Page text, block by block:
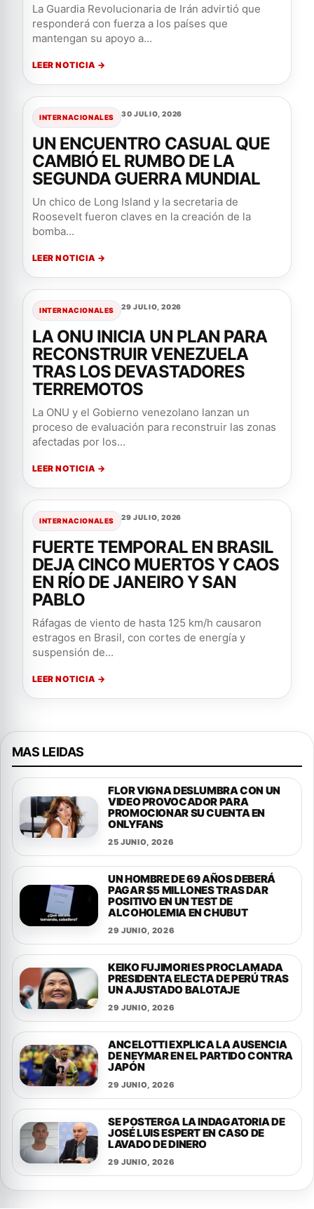
La Guardia Revolucionaria de Irán advirtió que
responderá con fuerza a los países que
mantengan su apoyo a...
LEER NOTICIA →
INTERNACIONALES 30 JULIO, 2026
UN ENCUENTRO CASUAL QUE
CAMBIÓ EL RUMBO DE LA
SEGUNDA GUERRA MUNDIAL
Un chico de Long Island y la secretaria de
Roosevelt fueron claves en la creación de la
bomba...
LEER NOTICIA →
INTERNACIONALES 29 JULIO, 2026
LA ONU INICIA UN PLAN PARA
RECONSTRUIR VENEZUELA
TRAS LOS DEVASTADORES
TERREMOTOS
La ONU y el Gobierno venezolano lanzan un
proceso de evaluación para reconstruir las zonas
afectadas por los...
LEER NOTICIA →
INTERNACIONALES 29 JULIO, 2026
FUERTE TEMPORAL EN BRASIL
DEJA CINCO MUERTOS Y CAOS
EN RÍO DE JANEIRO Y SAN
PABLO
Ráfagas de viento de hasta 125 km/h causaron
estragos en Brasil, con cortes de energía y
suspensión de...
LEER NOTICIA →
MAS LEIDAS
FLOR VIGNA DESLUMBRA CON UN
VIDEO PROVOCADOR PARA
PROMOCIONAR SU CUENTA EN
ONLYFANS
25 JUNIO, 2026
UN HOMBRE DE 69 AÑOS DEBERÁ
PAGAR $5 MILLONES TRAS DAR
POSITIVO EN UN TEST DE
ALCOHOLEMIA EN CHUBUT
29 JUNIO, 2026
KEIKO FUJIMORI ES PROCLAMADA
PRESIDENTA ELECTA DE PERÚ TRAS
UN AJUSTADO BALOTAJE
29 JUNIO, 2026
ANCELOTTI EXPLICA LA AUSENCIA
DE NEYMAR EN EL PARTIDO CONTRA
JAPÓN
29 JUNIO, 2026
SE POSTERGA LA INDAGATORIA DE
JOSÉ LUIS ESPERT EN CASO DE
LAVADO DE DINERO
29 JUNIO, 2026